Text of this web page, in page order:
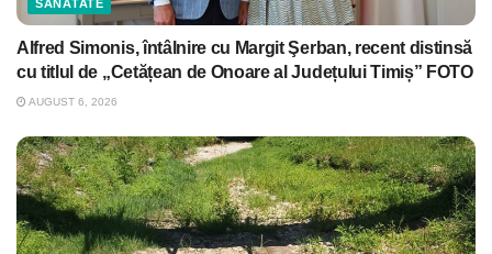
SĂNĂTATE
Alfred Simonis, întâlnire cu Margit Şerban, recent distinsă
cu titlul de „Cetățean de Onoare al Județului Timiș” FOTO
AUGUST 6, 2026